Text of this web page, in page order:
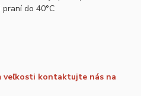
do 40°C
veľkosti kontaktujte nás na